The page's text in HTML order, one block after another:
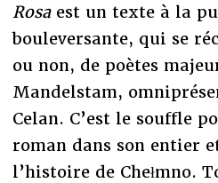
Rosa est un texte à la
bouleversante, qui se
ou non, de poètes
Mandelstam,
Celan. C’est le souffle
roman dans son entier
l’histoire de Chełmno.